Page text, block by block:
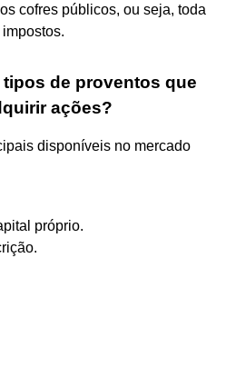
cofres públicos, ou seja, toda
de proventos que
ações?
disponíveis no mercado
próprio.